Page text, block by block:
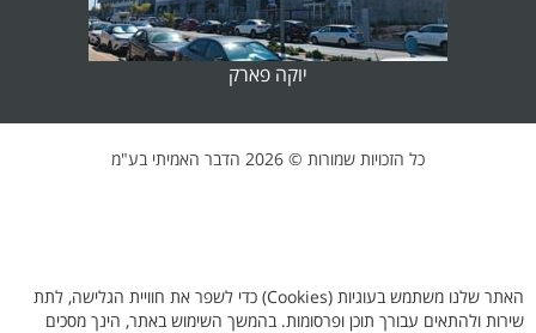
יוקה פארק
כל הזכויות שמורות © 2026 הדבר האמיתי בע"מ
האתר שלנו משתמש בעוגיות (Cookies) כדי לשפר את חוויית הגלישה, לתת
שירות ולהתאים עבורך תוכן ופרסומות. בהמשך השימוש באתר, הינך מסכים